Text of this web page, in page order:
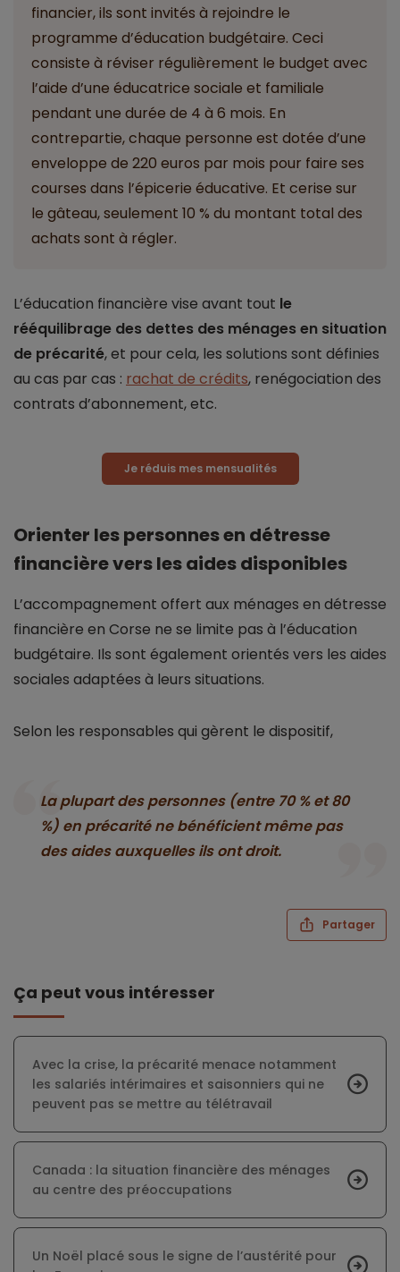
financier, ils sont invités à rejoindre le
programme d’éducation budgétaire. Ceci
consiste à réviser régulièrement le budget avec
l’aide d’une éducatrice sociale et familiale
pendant une durée de 4 à 6 mois. En
contrepartie, chaque personne est dotée d’une
enveloppe de 220 euros par mois pour faire ses
courses dans l’épicerie éducative. Et cerise sur
le gâteau, seulement 10 % du montant total des
achats sont à régler.
L’éducation financière vise avant tout le
rééquilibrage des dettes des ménages en situation
de précarité, et pour cela, les solutions sont définies
au cas par cas : rachat de crédits, renégociation des
contrats d’abonnement, etc.
Je réduis mes mensualités
Orienter les personnes en détresse
financière vers les aides disponibles
L’accompagnement offert aux ménages en détresse
financière en Corse ne se limite pas à l’éducation
budgétaire. Ils sont également orientés vers les aides
sociales adaptées à leurs situations.
Selon les responsables qui gèrent le dispositif,
La plupart des personnes (entre 70 % et 80
%) en précarité ne bénéficient même pas
des aides auxquelles ils ont droit.
Partager
Ça peut vous intéresser
Avec la crise, la précarité menace notamment
les salariés intérimaires et saisonniers qui ne
peuvent pas se mettre au télétravail
Canada : la situation financière des ménages
au centre des préoccupations
Un Noël placé sous le signe de l’austérité pour